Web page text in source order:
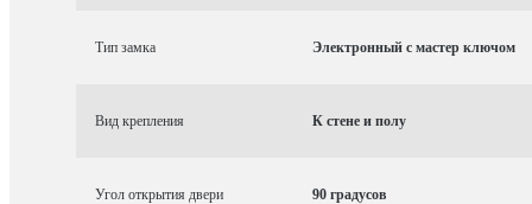
Тип замка Электронный с мастер ключом
Вид крепления К стене и полу
Угол открытия двери 90 градусов